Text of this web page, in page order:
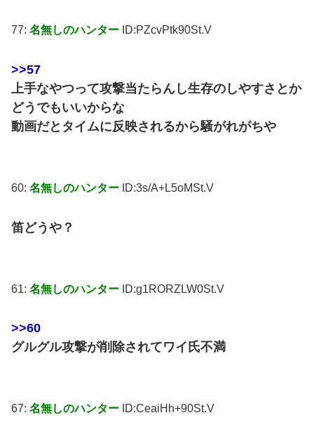
77: 名無しのハンター ID:PZcvPtk90St.V
>>57
上手なやつって攻撃当たらんし生存のしやすさとか
どうでもいいからな
動画だとタイムに反映されるから騒がれがちや
60: 名無しのハンター ID:3s/A+L5oMSt.V
笛どうや？
61: 名無しのハンター ID:g1RORZLW0St.V
>>60
グルグル攻撃が削除されてワイ氏不満
67: 名無しのハンター ID:CeaiHh+90St.V